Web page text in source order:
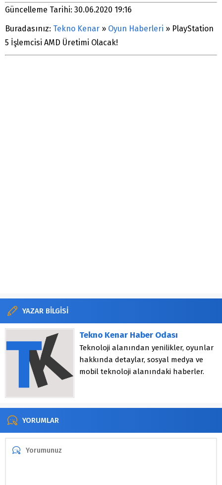
Güncelleme Tarihi: 30.06.2020 19:16
Buradasınız: Tekno Kenar » Oyun Haberleri » PlayStation
5 İşlemcisi AMD Üretimi Olacak!
YAZAR BİLGİSİ
Tekno Kenar Haber Odası
Teknoloji alanından yenilikler, oyunlar
hakkında detaylar, sosyal medya ve
mobil teknoloji alanındaki haberler.
YORUMLAR